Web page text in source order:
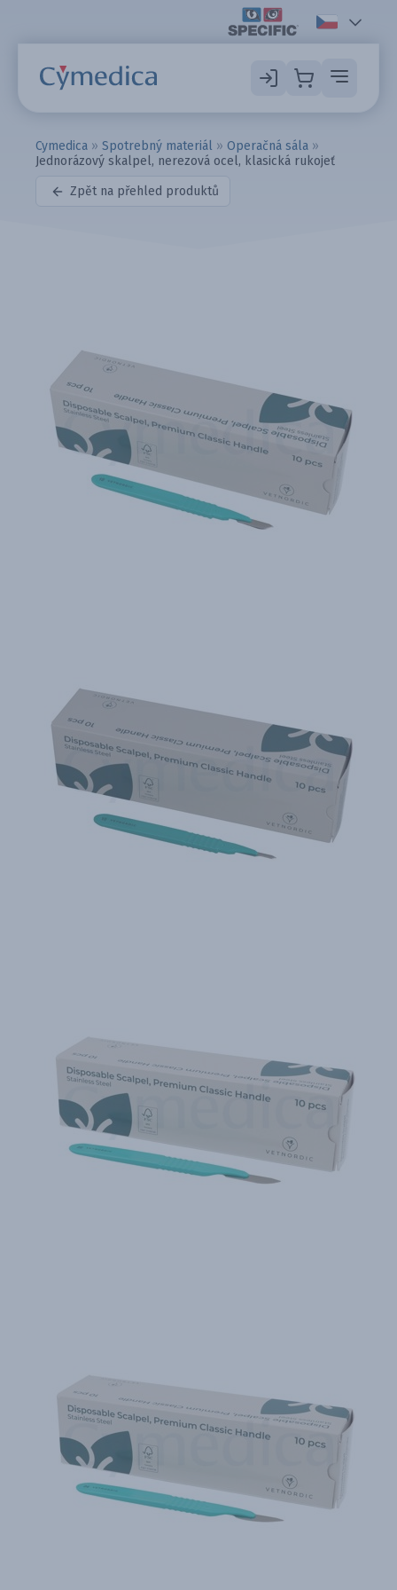
Cymedica » Spotrebný materiál » Operačná sála »
Jednorázový skalpel, nerezová ocel, klasická rukojeť
Zpět na přehled produktů